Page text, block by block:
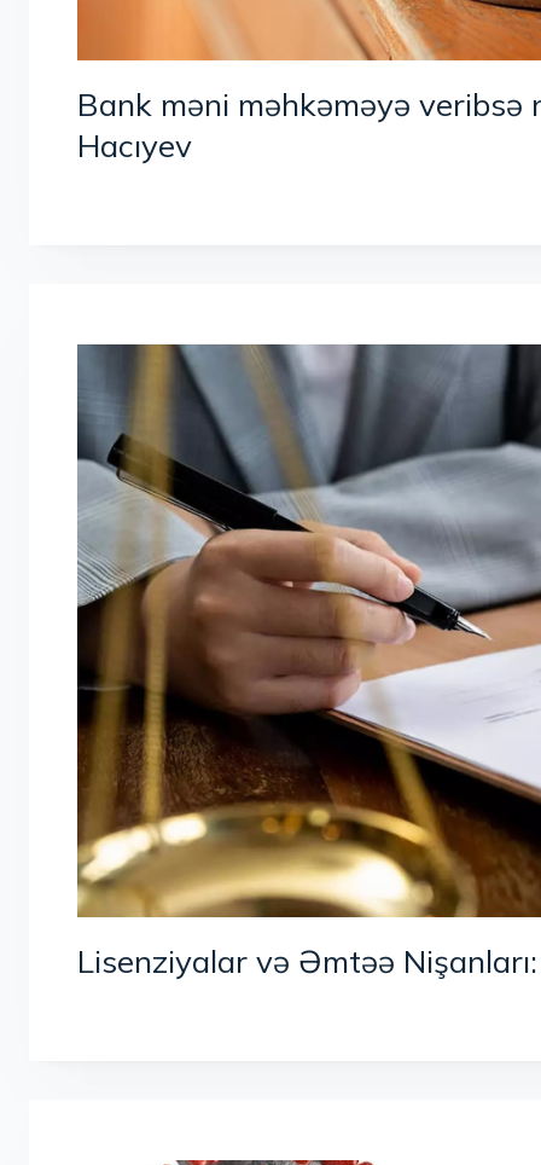
Bank məni məhkəməyə veribsə
Hacıyev
Lisenziyalar və Əmtəə